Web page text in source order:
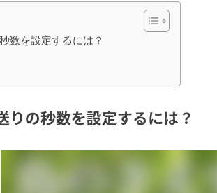
数を設定するには？
りの秒数を設定するには？